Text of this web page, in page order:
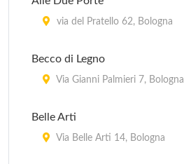
via del Pratello 62, Bologna
Becco di Legno
Via Gianni Palmieri 7, Bologna
Belle Arti
Via Belle Arti 14, Bologna